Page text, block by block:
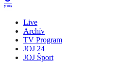
Live
Archív
TV Program
JOJ 24
JOJ Šport